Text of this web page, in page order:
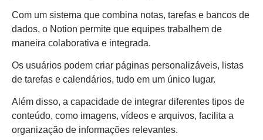
Com um sistema que combina notas, tarefas e bancos de
dados, o Notion permite que equipes trabalhem de
maneira colaborativa e integrada.
Os usuários podem criar páginas personalizáveis, listas
de tarefas e calendários, tudo em um único lugar.
Além disso, a capacidade de integrar diferentes tipos de
conteúdo, como imagens, vídeos e arquivos, facilita a
organização de informações relevantes.